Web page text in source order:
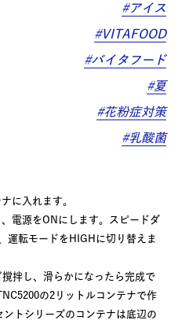
#アイス
#VITAFOOD
#バイタフード
#夏
#花粉症対策
#乳酸菌
に入れます。
電源をONにします。スピードダ
運転モードをHIGHに切り替えま
拌し、滑らかになったら完成で
の2リットルコンテナで作
トシリーズのコンテナは底辺の